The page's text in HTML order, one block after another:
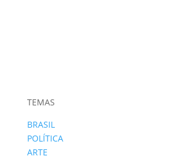
TEMAS
BRASIL
POLÍTICA
ARTE